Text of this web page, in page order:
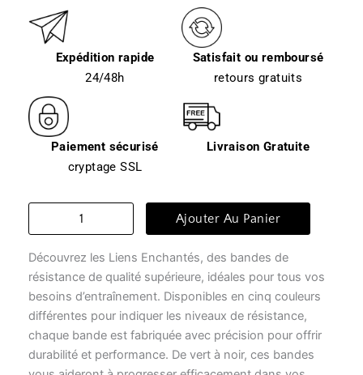
Expédition rapide
24/48h
Satisfait ou remboursé
retours gratuits
Paiement sécurisé
cryptage SSL
Livraison Gratuite
quantité
musculation
-
liens
Ajouter Au Panier
Découvrez les Liens Enchantés, des bandes de
résistance de qualité supérieure, idéales pour tous vos
besoins d’entraînement. Disponibles en cinq couleurs
différentes pour indiquer les niveaux de résistance,
chaque bande est fabriquée avec précision pour offrir
durabilité et performance. De vert à noir, ces bandes